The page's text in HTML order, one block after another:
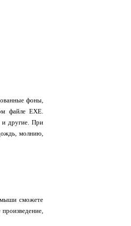
фоны,
файле EXE.
и другие. При
молнию,
мыши сможете